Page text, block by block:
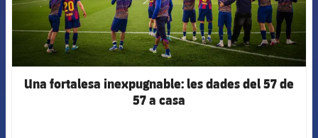
Una fortalesa inexpugnable: les dades del 57 de
57 a casa